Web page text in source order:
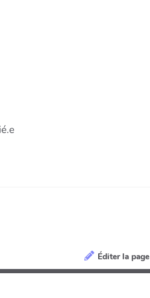
Éditer la page